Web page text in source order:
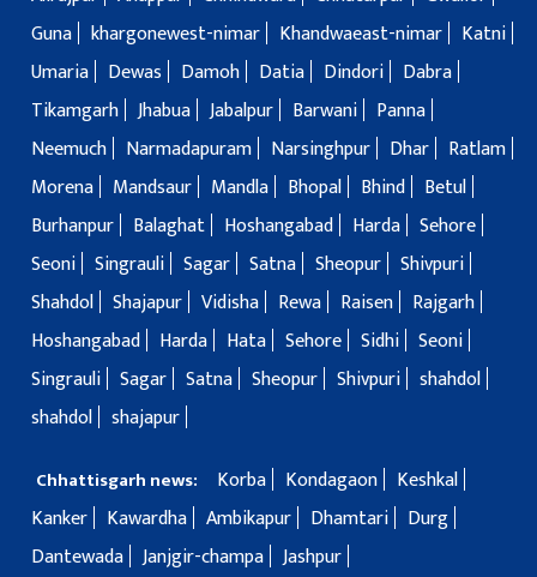
Guna khargonewest-nimar Khandwaeast-nimar
Katni
Umaria
Dewas Damoh Datia Dindori
Dabra
Tikamgarh Jhabua Jabalpur Barwani
Panna
Neemuch
Narmadapuram Narsinghpur Dhar
Ratlam
Morena
Mandsaur Mandla Bhopal Bhind
Betul
Burhanpur
Balaghat Hoshangabad Harda Sehore
Seoni Singrauli Sagar Satna Sheopur Shivpuri
Shahdol Shajapur Vidisha Rewa Raisen
Rajgarh
Hoshangabad
Harda Hata Sehore Sidhi Seoni
Singrauli Sagar Satna Sheopur Shivpuri shahdol
shahdol shajapur
Chhattisgarh news: Korba Kondagaon
Keshkal
Kanker
Kawardha Ambikapur Dhamtari
Durg
Dantewada Janjgir-champa Jashpur